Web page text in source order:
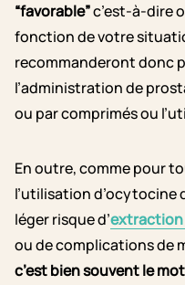
“favorable”c’est-à-dire
fonction de votre
recommanderont donc
l’administration de
ou par comprimés ou
En outre, comme pour
l’utilisation d’ocytocine
léger risque d’
ou de complications de
c’est bien souvent le